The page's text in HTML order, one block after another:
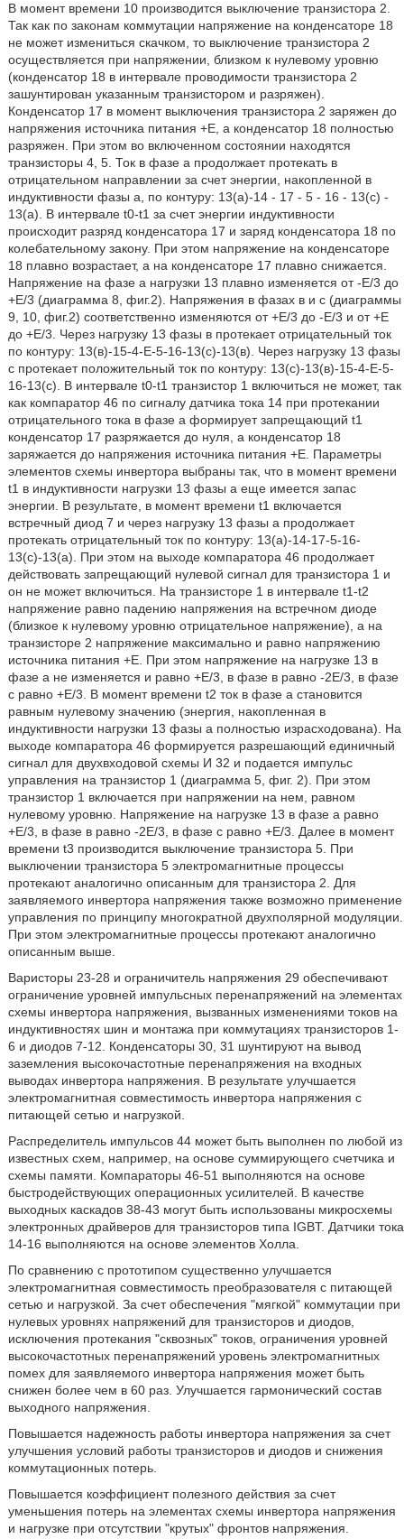
В момент времени 10 производится выключение транзистора 2.
Так как по законам коммутации напряжение на конденсаторе 18
не может измениться скачком, то выключение транзистора 2
осуществляется при напряжении, близком к нулевому уровню
(конденсатор 18 в интервале проводимости транзистора 2
зашунтирован указанным транзистором и разряжен).
Конденсатор 17 в момент выключения транзистора 2 заряжен до
напряжения источника питания +Е, а конденсатор 18 полностью
разряжен. При этом во включенном состоянии находятся
транзисторы 4, 5. Ток в фазе а продолжает протекать в
отрицательном направлении за счет энергии, накопленной в
индуктивности фазы а, по контуру: 13(а)-14 - 17 - 5 - 16 - 13(с) -
13(а). В интервале t0-t1 за счет энергии индуктивности
происходит разряд конденсатора 17 и заряд конденсатора 18 по
колебательному закону. При этом напряжение на конденсаторе
18 плавно возрастает, а на конденсаторе 17 плавно снижается.
Напряжение на фазе а нагрузки 13 плавно изменяется от -Е/3 до
+Е/3 (диаграмма 8, фиг.2). Напряжения в фазах в и с (диаграммы
9, 10, фиг.2) соответственно изменяются от +Е/3 до -Е/3 и от +Е
до +Е/3. Через нагрузку 13 фазы в протекает отрицательный ток
по контуру: 13(в)-15-4-Е-5-16-13(с)-13(в). Через нагрузку 13 фазы
с протекает положительный ток по контуру: 13(с)-13(в)-15-4-Е-5-
16-13(с). В интервале t0-t1 транзистор 1 включиться не может, так
как компаратор 46 по сигналу датчика тока 14 при протекании
отрицательного тока в фазе а формирует запрещающий t1
конденсатор 17 разряжается до нуля, а конденсатор 18
заряжается до напряжения источника питания +Е. Параметры
элементов схемы инвертора выбраны так, что в момент времени
t1 в индуктивности нагрузки 13 фазы а еще имеется запас
энергии. В результате, в момент времени t1 включается
встречный диод 7 и через нагрузку 13 фазы а продолжает
протекать отрицательный ток по контуру: 13(а)-14-17-5-16-
13(с)-13(а). При этом на выходе компаратора 46 продолжает
действовать запрещающий нулевой сигнал для транзистора 1 и
он не может включиться. На транзисторе 1 в интервале t1-t2
напряжение равно падению напряжения на встречном диоде
(близкое к нулевому уровню отрицательное напряжение), а на
транзисторе 2 напряжение максимально и равно напряжению
источника питания +Е. При этом напряжение на нагрузке 13 в
фазе а не изменяется и равно +Е/3, в фазе в равно -2Е/3, в фазе
с равно +Е/3. В момент времени t2 ток в фазе а становится
равным нулевому значению (энергия, накопленная в
индуктивности нагрузки 13 фазы а полностью израсходована). На
выходе компаратора 46 формируется разрешающий единичный
сигнал для двухвходовой схемы И 32 и подается импульс
управления на транзистор 1 (диаграмма 5, фиг. 2). При этом
транзистор 1 включается при напряжении на нем, равном
нулевому уровню. Напряжение на нагрузке 13 в фазе а равно
+Е/3, в фазе в равно -2Е/3, в фазе с равно +Е/3. Далее в момент
времени t3 производится выключение транзистора 5. При
выключении транзистора 5 электромагнитные процессы
протекают аналогично описанным для транзистора 2. Для
заявляемого инвертора напряжения также возможно применение
управления по принципу многократной двухполярной модуляции.
При этом электромагнитные процессы протекают аналогично
описанным выше.
Варисторы 23-28 и ограничитель напряжения 29 обеспечивают
ограничение уровней импульсных перенапряжений на элементах
схемы инвертора напряжения, вызванных изменениями токов на
индуктивностях шин и монтажа при коммутациях транзисторов 1-
6 и диодов 7-12. Конденсаторы 30, 31 шунтируют на вывод
заземления высокочастотные перенапряжения на входных
выводах инвертора напряжения. В результате улучшается
электромагнитная совместимость инвертора напряжения с
питающей сетью и нагрузкой.
Распределитель импульсов 44 может быть выполнен по любой из
известных схем, например, на основе суммирующего счетчика и
схемы памяти. Компараторы 46-51 выполняются на основе
быстродействующих операционных усилителей. В качестве
выходных каскадов 38-43 могут быть использованы микросхемы
электронных драйверов для транзисторов типа IGBT. Датчики тока
14-16 выполняются на основе элементов Холла.
По сравнению с прототипом существенно улучшается
электромагнитная совместимость преобразователя с питающей
сетью и нагрузкой. За счет обеспечения "мягкой" коммутации при
нулевых уровнях напряжений для транзисторов и диодов,
исключения протекания "сквозных" токов, ограничения уровней
высокочастотных перенапряжений уровень электромагнитных
помех для заявляемого инвертора напряжения может быть
снижен более чем в 60 раз. Улучшается гармонический состав
выходного напряжения.
Повышается надежность работы инвертора напряжения за счет
улучшения условий работы транзисторов и диодов и снижения
коммутационных потерь.
Повышается коэффициент полезного действия за счет
уменьшения потерь на элементах схемы инвертора напряжения
и нагрузке при отсутствии "крутых" фронтов напряжения.